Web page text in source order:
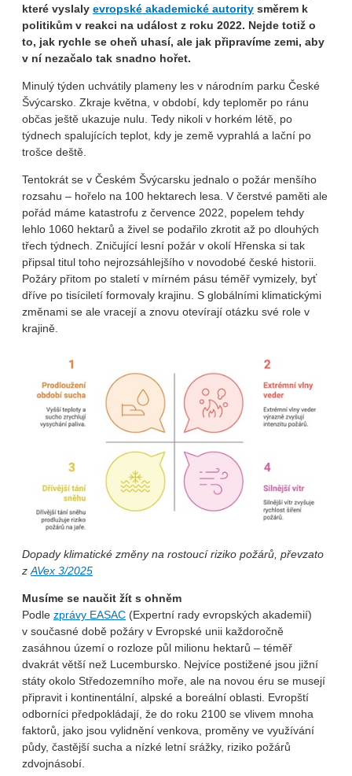
které vyslaly evropské akademické autority směrem k
politikům v reakci na událost z roku 2022. Nejde totiž o
to, jak rychle se oheň uhasí, ale jak připravíme zemi, aby
v ní nezačalo tak snadno hořet.
Minulý týden uchvátily plameny les v národním parku České
Švýcarsko. Zkraje května, v období, kdy teploměr po ránu
občas ještě ukazuje nulu. Tedy nikoli v horkém létě, po
týdnech spalujících teplot, kdy je země vyprahlá a lační po
trošce deště.
Tentokrát se v Českém Švýcarsku jednalo o požár menšího
rozsahu – hořelo na 100 hektarech lesa. V čerstvé paměti ale
pořád máme katastrofu z července 2022, popelem tehdy
lehlo 1060 hektarů a živel se podařilo zkrotit až po dlouhých
třech týdnech. Zničující lesní požár v okolí Hřenska si tak
připsal titul toho nejrozsáhlejšího v novodobé české historii.
Požáry přitom po staletí v mírném pásu téměř vymizely, byť
dříve po tisíciletí formovaly krajinu. S globálními klimatickými
změnami se ale vracejí a znovu otevírají otázku své role v
krajině.
Dopady klimatické změny na rostoucí riziko požárů, převzato
z AVex 3/2025
Musíme se naučit žít s ohněm
Podle zprávy EASAC (Expertní rady evropských akademií)
v současné době požáry v Evropské unii každoročně
zasáhnou území o rozloze půl milionu hektarů – téměř
dvakrát větší než Lucembursko. Nejvíce postižené jsou jižní
státy okolo Středozemního moře, ale na novou éru se musejí
připravit i kontinentální, alpské a boreální oblasti. Evropští
odborníci předpokládají, že do roku 2100 se vlivem mnoha
faktorů, jako jsou vylidnění venkova, proměny ve využívání
půdy, častější sucha a nízké letní srážky, riziko požárů
zdvojnásobí.